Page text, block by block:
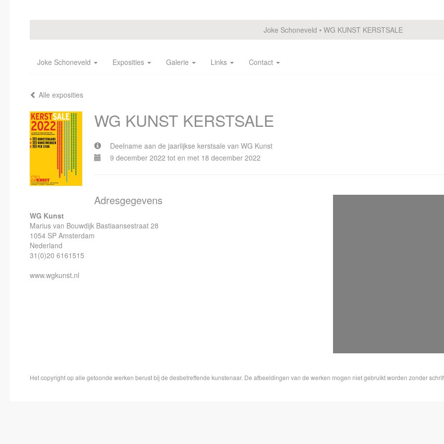
Joke Schoneveld WG KUNST KERSTSALE
Joke Schoneveld Exposities Galerie Links Contact
Alle exposities
WG KUNST KERSTSALE
Deelname aan de jaarlijkse kerstsale van WG Kunst
9 december 2022 tot en met 18 december 2022
Adresgegevens
WG Kunst
Marius van Bouwdijk Bastiaansestraat 28
1054 SP Amsterdam
Nederland
31(0)20 6161515
www.wgkunst.nl
Het copyright op alle getoonde werken berust bij de desbetreffende kunstenaar. De afbeeldingen van de werken mogen niet gebruikt worden zonder